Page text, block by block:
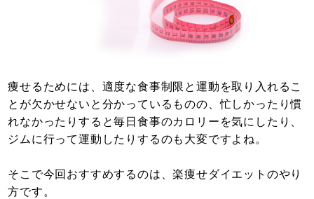
痩せるためには、適度な食事制限と運動を取り入れるこ
とが欠かせないと分かっているものの、忙しかったり慣
れなかったりすると毎日食事のカロリーを気にしたり、
ジムに行って運動したりするのも大変ですよね。
そこで今回おすすめするのは、楽痩せダイエットのやり
方です。